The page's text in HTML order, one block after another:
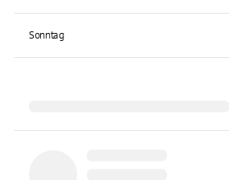
Sonntag